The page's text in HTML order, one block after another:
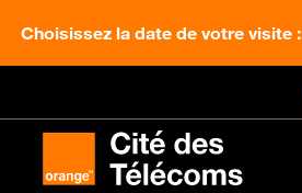
Choisissez la date de votre visite :